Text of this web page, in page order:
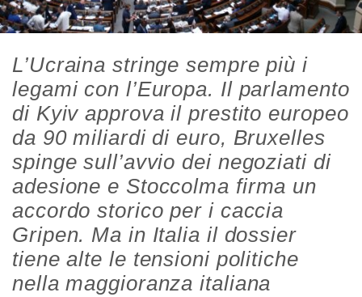
L’Ucraina stringe sempre più i
legami con l’Europa. Il parlamento
di Kyiv approva il prestito europeo
da 90 miliardi di euro, Bruxelles
spinge sull’avvio dei negoziati di
adesione e Stoccolma firma un
accordo storico per i caccia
Gripen. Ma in Italia il dossier
tiene alte le tensioni politiche
nella maggioranza italiana